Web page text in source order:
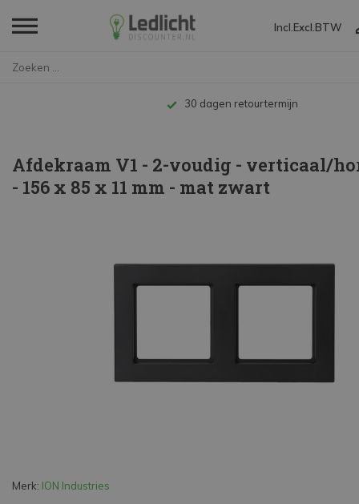
Incl. Excl. BTW
Tot 10 jaar garantie
Afdekraam V1 - 2-voudig - verticaal/
- 156 x 85 x 11 mm - mat zwart
Merk: ION Industries